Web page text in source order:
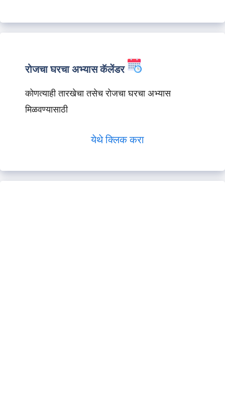
रोजचा घरचा अभ्यास कॅलेंडर
कोणत्याही तारखेचा तसेच रोजचा घरचा अभ्यास
मिळवण्यासाठी
येथे क्लिक करा